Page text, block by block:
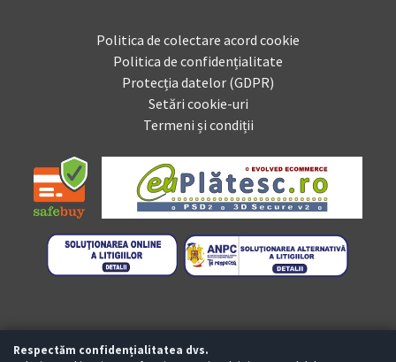
Politica de colectare acord cookie
Politica de confidențialitate
Protecția datelor (GDPR)
Setări cookie-uri
Termeni și condiții
Respectăm confidențialitatea dvs.